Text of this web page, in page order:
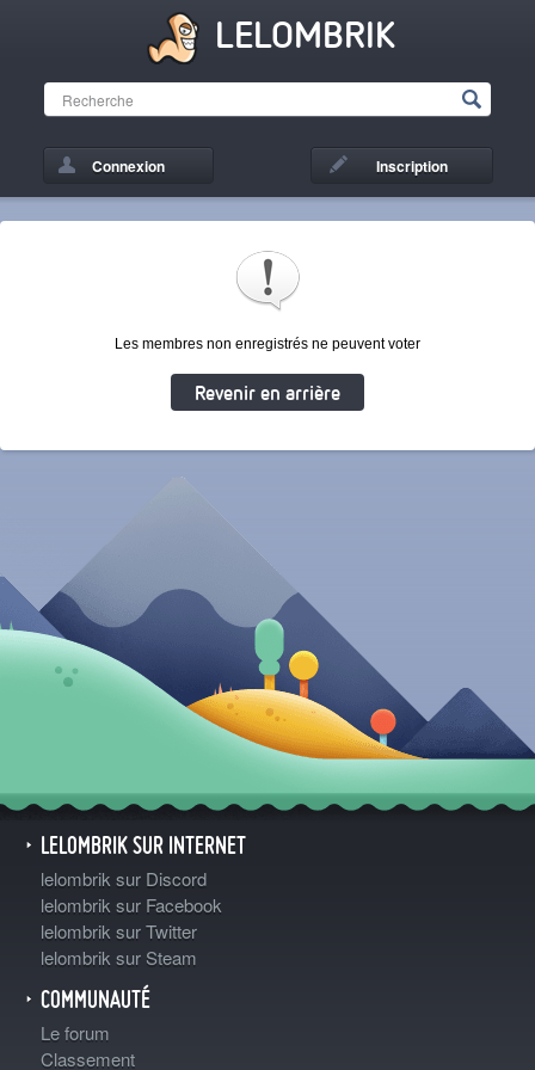
LELOMBRIK
Connexion Inscription
Les membres non enregistrés ne peuvent voter
Revenir en arrière
LELOMBRIK SUR INTERNET
lelombrik sur Discord
lelombrik sur Facebook
lelombrik sur Twitter
lelombrik sur Steam
COMMUNAUTÉ
Le forum
Classement